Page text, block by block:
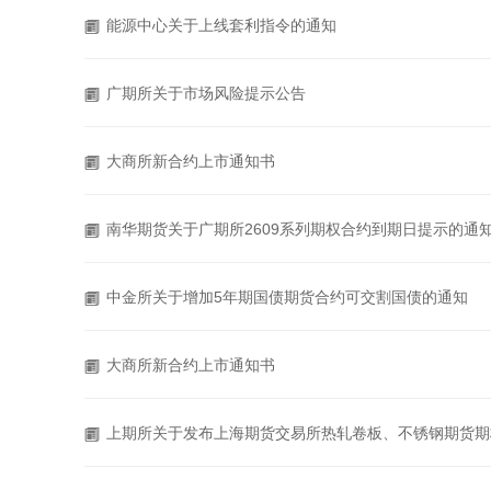
能源中心关于上线套利指令的通知
广期所关于市场风险提示公告
大商所新合约上市通知书
南华期货关于广期所2609系列期权合约到期日提示的通
中金所关于增加5年期国债期货合约可交割国债的通知
大商所新合约上市通知书
上期所关于发布上海期货交易所热轧卷板、不锈钢期货